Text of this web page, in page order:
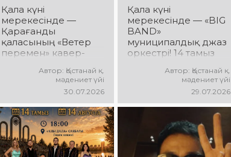
Қала күні
мерекесінде —
Қарағанды
қаласының «Ветер
перемен» кавер-
«Ұлы Дала»
саябағында Юрий
Шатунов пен
«Ласковый май»
тобының
шығармашылығына
арналған концерт
өтеді! Сіздерді
Автор: Қостанай қ.
мәдениет үйі
30.07.2026
Қала күні
мерекесінде — «BIG
BAND»
муниципалдық джаз
оркестрі! 14 тамыз
әкімдік алаңында
«BIG BAND»
муниципалдық джаз
оркестрінің концерті
өтеді! Оркестр
жетекшісі — ҚР
еңбек сіңірген
қайраткері
Автор: Қостанай қ.
мәдениет үйі
29.07.2026